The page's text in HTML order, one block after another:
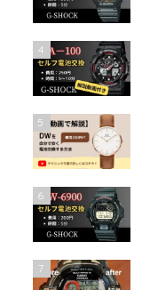
4
5
6
7